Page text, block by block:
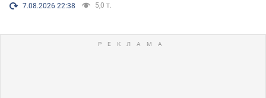
7.08.2026 22:38 5,0 т.